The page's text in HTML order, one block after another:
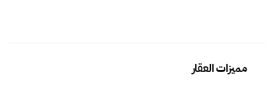
مميزات العقار